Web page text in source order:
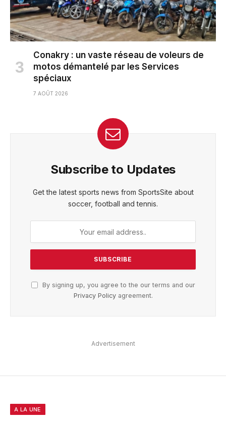
Conakry : un vaste réseau de voleurs de
motos démantelé par les Services
spéciaux
7 AOÛT 2026
Subscribe to Updates
Get the latest sports news from SportsSite about
soccer, football and tennis.
By signing up, you agree to the our terms and our
Privacy Policyagreement.
Advertisement
A LA UNE